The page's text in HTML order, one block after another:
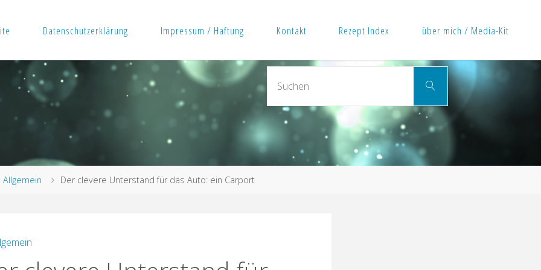
Datenschutzerklärung Impressum / Haftung Kontakt Rezept Index über mich / Media-Kit
Suchen
nach:
Suchen
Allgemein Der clevere Unterstand für das Auto: ein Carport